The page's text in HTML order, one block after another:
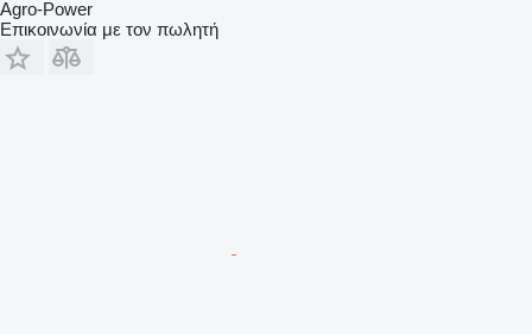
Agro-Power
Επικοινωνία με τον πωλητή